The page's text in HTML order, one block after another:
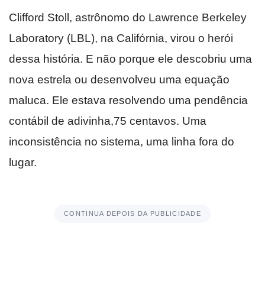
Clifford Stoll, astrônomo do Lawrence Berkeley
Laboratory (LBL), na Califórnia, virou o herói
dessa história. E não porque ele descobriu uma
nova estrela ou desenvolveu uma equação
maluca. Ele estava resolvendo uma pendência
contábil de adivinha,75 centavos. Uma
inconsistência no sistema, uma linha fora do
lugar.
CONTINUA DEPOIS DA PUBLICIDADE